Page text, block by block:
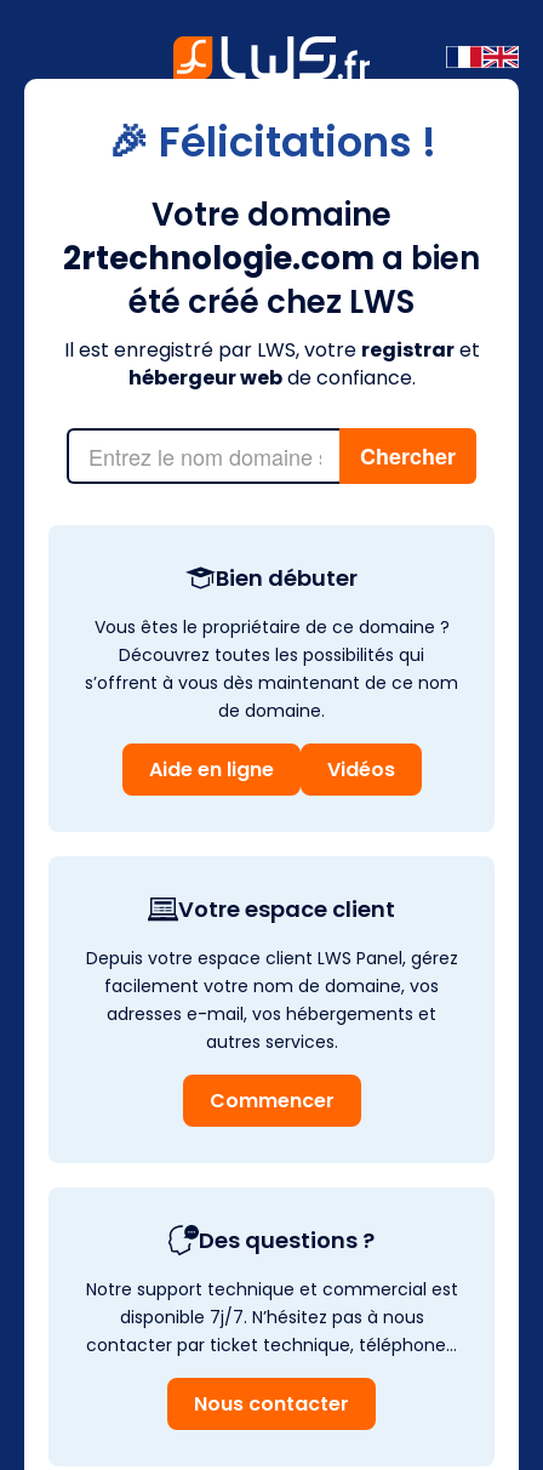
🎉 Félicitations !
Votre domaine
2rtechnologie.com a bien
été créé chez LWS
Il est enregistré par LWS, votre registraret
hébergeur webde confiance.
Bien débuter
Vous êtes le propriétaire de ce domaine ?
Découvrez toutes les possibilités qui
s’offrent à vous dès maintenant de ce nom
de domaine.
Aide en ligne Vidéos
Votre espace client
Depuis votre espace client LWS Panel, gérez
facilement votre nom de domaine, vos
adresses e-mail, vos hébergements et
autres services.
Commencer
Des questions ?
Notre support technique et commercial est
disponible 7j/7. N’hésitez pas à nous
contacter par ticket technique, téléphone…
Nous contacter